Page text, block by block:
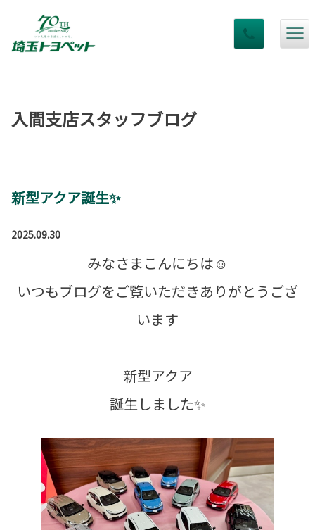
入間支店スタッフブログ
新型アクア誕生✨
2025.09.30
みなさまこんにちは☺
いつもブログをご覧いただきありがとうござ
います
新型アクア
誕生しました✨